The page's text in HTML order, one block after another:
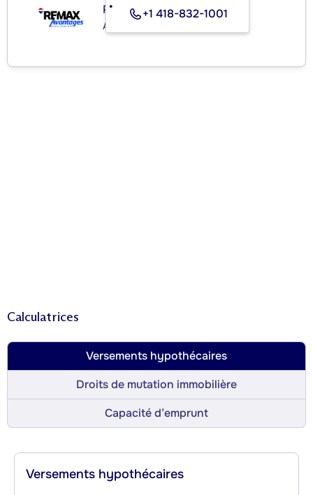
+1 418-832-1001
RE/MAX AVANTAGES INC.
Agence immobilière
Calculatrices
Versements hypothécaires
Droits de mutation immobilière
Capacité d’emprunt
Versements hypothécaires